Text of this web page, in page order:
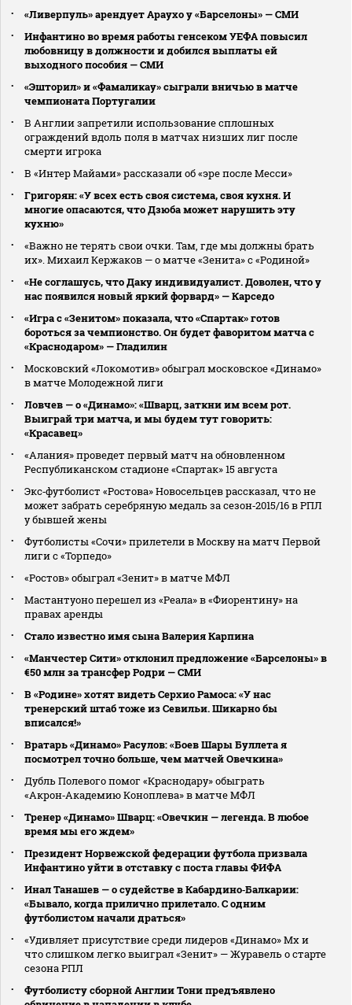
«Ливерпуль» арендует Араухо у «Барселоны» — СМИ
Инфантино во время работы генсеком УЕФА повысил
любовницу в должности и добился выплаты ей
выходного пособия — СМИ
«Эшторил» и «Фамаликау» сыграли вничью в матче
чемпионата Португалии
В Англии запретили использование сплошных
ограждений вдоль поля в матчах низших лиг после
смерти игрока
В «Интер Майами» рассказали об «эре после Месси»
Григорян: «У всех есть своя система, своя кухня. И
многие опасаются, что Дзюба может нарушить эту
кухню»
«Важно не терять свои очки. Там, где мы должны брать
их». Михаил Кержаков — о матче «Зенита» с «Родиной»
«Не соглашусь, что Даку индивидуалист. Доволен, что у
нас появился новый яркий форвард» — Карседо
«Игра с «Зенитом» показала, что «Спартак» готов
бороться за чемпионство. Он будет фаворитом матча с
«Краснодаром» — Гладилин
Московский «Локомотив» обыграл московское «Динамо»
в матче Молодежной лиги
Ловчев — о «Динамо»: «Шварц, заткни им всем рот.
Выиграй три матча, и мы будем тут говорить:
«Красавец»
«Алания» проведет первый матч на обновленном
Республиканском стадионе «Спартак» 15 августа
Экс‑футболист «Ростова» Новосельцев рассказал, что не
может забрать серебряную медаль за сезон‑2015/16 в РПЛ
у бывшей жены
Футболисты «Сочи» прилетели в Москву на матч Первой
лиги с «Торпедо»
«Ростов» обыграл «Зенит» в матче МФЛ
Мастантуоно перешел из «Реала» в «Фиорентину» на
правах аренды
Стало известно имя сына Валерия Карпина
«Манчестер Сити» отклонил предложение «Барселоны» в
€50 млн за трансфер Родри — СМИ
В «Родине» хотят видеть Серхио Рамоса: «У нас
тренерский штаб тоже из Севильи. Шикарно бы
вписался!»
Вратарь «Динамо» Расулов: «Боев Шары Буллета я
посмотрел точно больше, чем матчей Овечкина»
Дубль Полевого помог «Краснодару» обыграть
«Акрон‑Академию Коноплева» в матче МФЛ
Тренер «Динамо» Шварц: «Овечкин — легенда. В любое
время мы его ждем»
Президент Норвежской федерации футбола призвала
Инфантино уйти в отставку с поста главы ФИФА
Инал Танашев — о судействе в Кабардино‑Балкарии:
«Бывало, когда прилично прилетало. С одним
футболистом начали драться»
«Удивляет присутствие среди лидеров «Динамо» Мх и
что слишком легко выиграл «Зенит» — Журавель о старте
сезона РПЛ
Футболисту сборной Англии Тони предъявлено